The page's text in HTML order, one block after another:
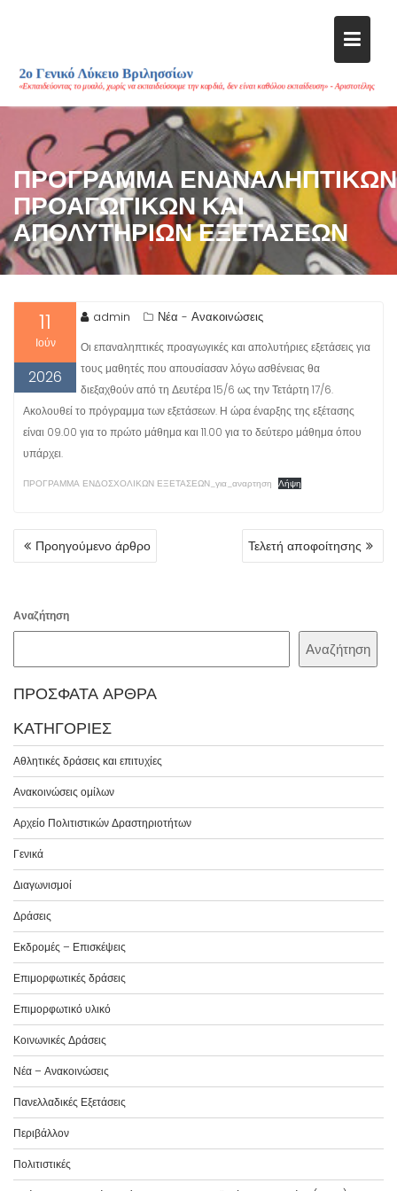
ΠΡΟΓΡΑΜΜΑ ΕΝΑΝΑΛΗΠΤΙΚΩΝ
ΠΡΟΑΓΩΓΙΚΩΝ ΚΑΙ
ΑΠΟΛΥΤΗΡΙΩΝ ΕΞΕΤΑΣΕΩΝ
11
Ιούν
2026
admin Νέα - Ανακοινώσεις
Οι επαναληπτικές προαγωγικές και απολυτήριες εξετάσεις για
τους μαθητές που απουσίασαν λόγω ασθένειας θα
διεξαχθούν από τη Δευτέρα 15/6 ως την Τετάρτη 17/6.
Ακολουθεί το πρόγραμμα των εξετάσεων. Η ώρα έναρξης της εξέτασης
είναι 09.00 για το πρώτο μάθημα και 11.00 για το δεύτερο μάθημα όπου
υπάρχει.
ΠΡΟΓΡΑΜΜΑ ΕΝΔΟΣΧΟΛΙΚΩΝ ΕΞΕΤΑΣΕΩΝ_για_αναρτηση Λήψη
ΠΛΟΉΓΗΣΗ
ΆΡΘΡΩΝ
Προηγούμενο άρθρο Τελετή αποφοίτησης
Αναζήτηση
Αναζήτηση
ΠΡΌΣΦΑΤΑ ΆΡΘΡΑ
ΚΑΤΗΓΟΡΊΕΣ
Αθλητικές δράσεις και επιτυχίες
Ανακοινώσεις ομίλων
Αρχείο Πολιτιστικών Δραστηριοτήτων
Γενικά
Διαγωνισμοί
Δράσεις
Εκδρομές – Επισκέψεις
Επιμορφωτικές δράσεις
Επιμορφωτικό υλικό
Κοινωνικές Δράσεις
Νέα – Ανακοινώσεις
Πανελλαδικές Εξετάσεις
Περιβάλλον
Πολιτιστικές